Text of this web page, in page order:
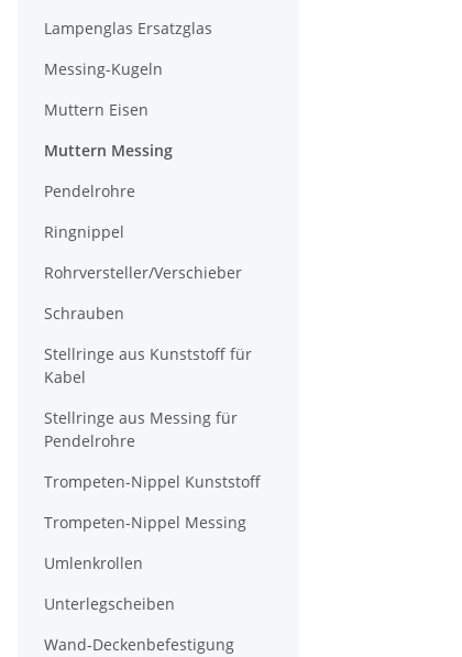
Lampenglas Ersatzglas
Messing-Kugeln
Muttern Eisen
Muttern Messing
Pendelrohre
Ringnippel
Rohrversteller/Verschieber
Schrauben
Stellringe aus Kunststoff für
Kabel
Stellringe aus Messing für
Pendelrohre
Trompeten-Nippel Kunststoff
Trompeten-Nippel Messing
Umlenkrollen
Unterlegscheiben
Wand-Deckenbefestigung